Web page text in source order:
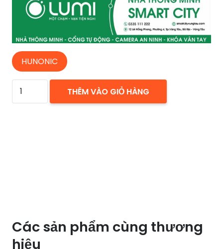
HUNONIC
Công
tắc
từ
xa
THÊM VÀO GIỎ HÀNG
Các sản phẩm cùng thương
hiệu